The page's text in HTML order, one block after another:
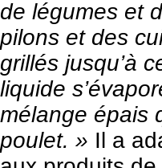
de légumes et
pilons et des
grillés jusqu’à
liquide
mélange épais
poulet. » Il a